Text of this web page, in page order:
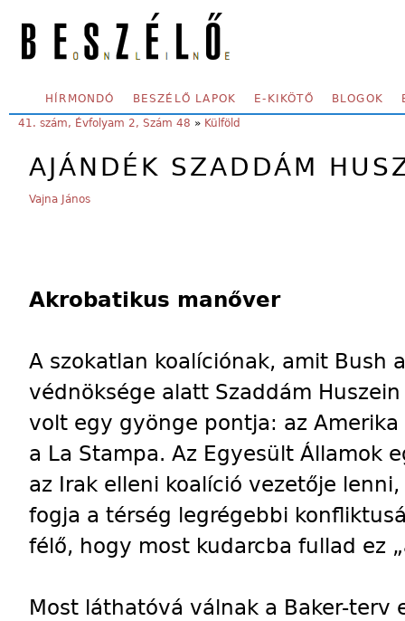
SECONDARY MENU
HÍRMONDÓ BESZÉLŐ LAPOK E-KIKÖTŐ BLOGOK
YOU ARE HERE:
41. szám, Évfolyam 2, Szám 48 » Külföld
AJÁNDÉK SZADDÁM
Vajna János
Akrobatikus manőver
A szokatlan koalíciónak, amit Bush
védnöksége alatt Szaddám
volt egy gyönge pontja: az
a La Stampa. Az Egyesült Államok
az Irak elleni koalíció vezetője
fogja a térség legrégebbi
félő, hogy most kudarcba fullad ez
Most láthatóvá válnak a Baker-terv